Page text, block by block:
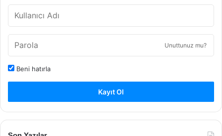
Unuttunuz mu?
Beni hatırla
Kayıt Ol